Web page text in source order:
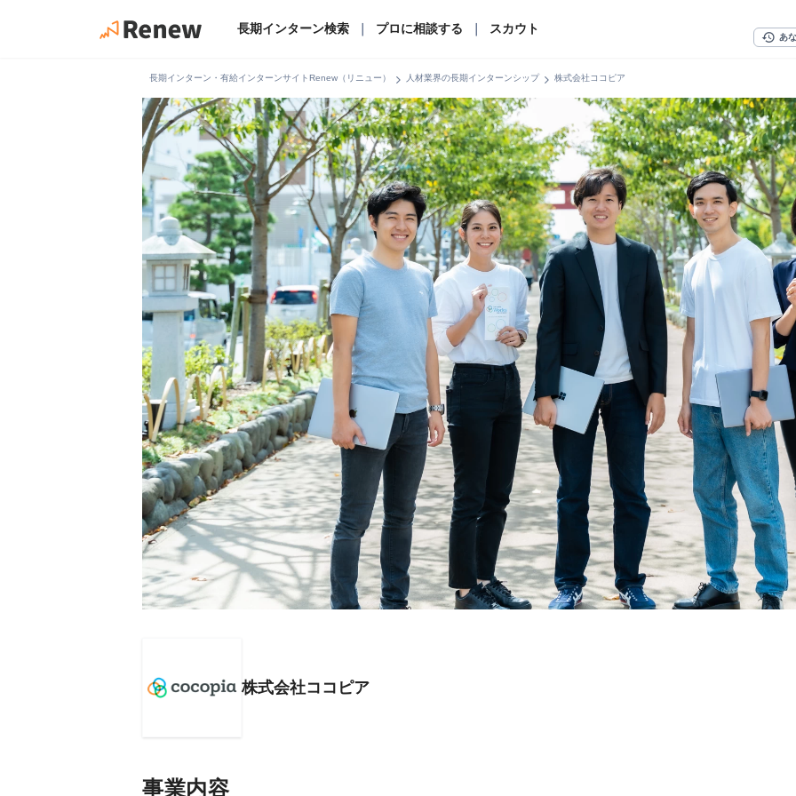
長期インターン検索 プロに相談する スカウト
history あ
長期インターン・有給インターンサイトRenew（リニュー） chevron_right 人材業界の長期インターンシップchevron_right 株式会社ココピア
株式会社ココピア
事業内容